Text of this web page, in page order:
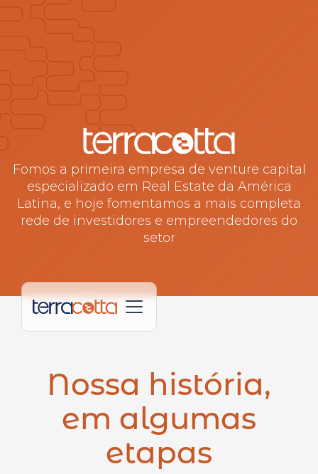
Fomos a primeira empresa de venture capital
especializado em Real Estate da América
Latina, e hoje fomentamos a mais completa
rede de investidores e empreendedores do
setor
Nossa história,
em algumas
etapas